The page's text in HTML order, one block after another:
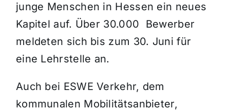
junge Menschen in Hessen ein neues
Kapitel auf. Über 30.000 Bewerber
meldeten sich bis zum 30. Juni für
eine Lehrstelle an.
Auch bei ESWE Verkehr, dem
kommunalen Mobilitätsanbieter,